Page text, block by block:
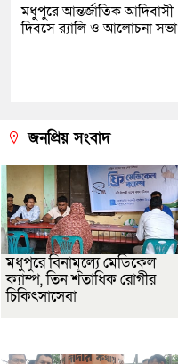
মধুপুরে আন্তর্জাতিক আদিবাসী
দিবসে র‍্যালি ও আলোচনা সভা
জনপ্রিয় সংবাদ
মধুপুরে বিনামূল্যে মেডিকেল
ক্যাম্প, তিন শতাধিক রোগীর
চিকিৎসাসেবা